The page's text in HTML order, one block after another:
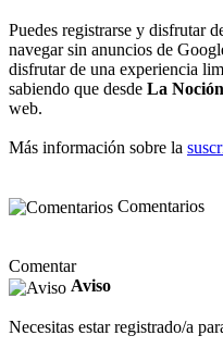
Puedes registrarse y disfrutar
navegar sin anuncios de
disfrutar de una experiencia
sabiendo que desde La Noción
web.
Más información sobre la
Comentarios
Comentar
Aviso
Necesitas estar registrado/a